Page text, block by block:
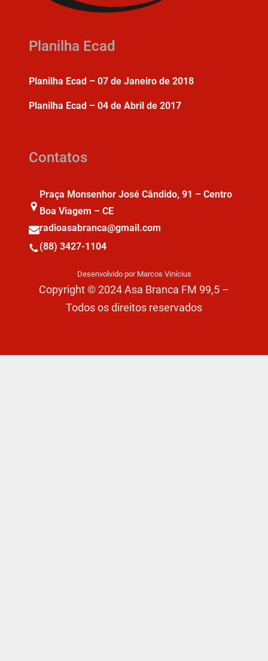
Planilha Ecad
Planilha Ecad – 07 de Janeiro de 2018
Planilha Ecad – 04 de Abril de 2017
Contatos
Praça Monsenhor José Cândido, 91 – Centro
Boa Viagem – CE
radioasabranca@gmail.com
(88) 3427-1104
Desenvolvido por Marcos Vinícius
Copyright © 2024 Asa Branca FM 99,5 –
Todos os direitos reservados